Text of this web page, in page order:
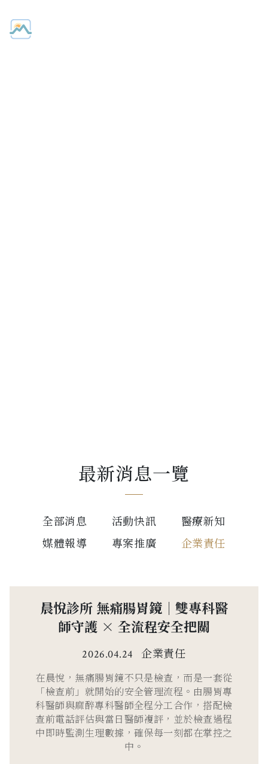
最新消息一覽
全部消息 活動快訊
醫療新知
媒體報導
專案推廣 企業責任
晨悅診所 無痛腸胃鏡｜雙專科醫
師守護 × 全流程安全把關
2026.04.24 企業責任
在晨悅，無痛腸胃鏡不只是檢查，而是一套從
「檢查前」就開始的安全管理流程。由腸胃專
科醫師與麻醉專科醫師全程分工合作，搭配檢
查前電話評估與當日醫師複評，並於檢查過程
中即時監測生理數據，確保每一刻都在掌控之
中。